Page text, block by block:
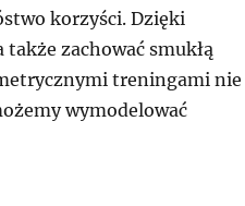
korzyści. Dzięki
zachować smukłą
treningami nie
wymodelować